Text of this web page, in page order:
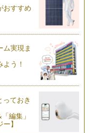
したが、そこで講師
す…
はとっておきのツール
…
中からお子さんにと
…
おすすめ
ム実現ま
う！
ておき
編集」
】